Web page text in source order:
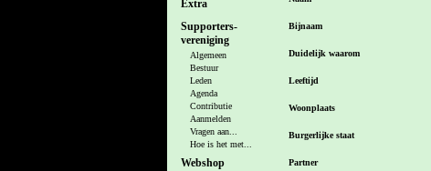
Extra
Supporters-
vereniging
Algemeen
Bestuur
Leden
Agenda
Contributie
Aanmelden
Vragen aan...
Hoe is het met...
Webshop
Bijnaam
Duidelijk waarom
Leeftijd
Woonplaats
Burgerlijke staat
Partner